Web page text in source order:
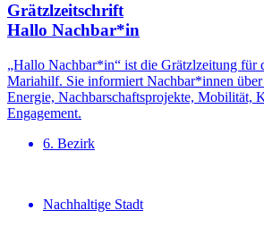
Grätzlzeit­schrift
Hallo Nachbar*in
„Hallo Nachbar*in“ ist die Grätzlzeitung für
Mariahilf. Sie informiert Nachbar*innen
Energie, Nachbarschaftsprojekte, Mobilität,
Engagement.
6. Bezirk
Nachhaltige Stadt